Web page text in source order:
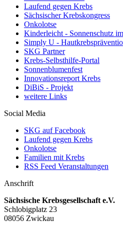
Laufend gegen Krebs
Sächsischer Krebskongress
Onkolotse
Kinderleicht - Sonnenschutz
Simply U -
SKG Partner
Krebs-Selbsthilfe-Portal
Sonnenblumenfest
Innovationsreport Krebs
DiBiS - Projekt
weitere Links
Social Media
SKG auf Facebook
Laufend gegen Krebs
Onkolotse
Familien mit Krebs
RSS Feed Veranstaltungen
Anschrift
Sächsische Krebsgesellschaft e.V.
Schlobigplatz 23
08056 Zwickau